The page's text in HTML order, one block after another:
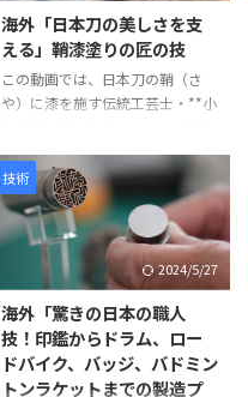
海外「日本刀の美しさを支
える」鞘漆塗りの匠の技
この動画では、日本刀の鞘（さ
や）に漆を施す伝統工芸士・**小
氏の仕事が紹介されています。日
本刀の鞘は単なる収納具ではな
く、刀身を守る重要な役割を担っ
ています。熟練の職人が幾度も塗
装と研磨を繰り返し、美しさと耐
久性を兼ね備えた鞘を完成させて
いきます。 製造工程は以下のよ
うに進みます。 まず、2枚の木材
を貼り合わせて作られた鞘の継ぎ
目を補強します。継ぎ目に和紙を
米糊で貼り付けることで、割れや
技術
2024/5/27
海外「驚きの日本の職人
技！印鑑からドラム、ロー
ドバイク、バッジ、バドミン
トンラケットまでの製造プ